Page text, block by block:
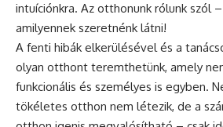
intuíciónkra. Az otthonunk rólunk szól
amilyennek szeretnénk látni!
A fenti hibák elkerülésével és a
olyan otthont teremthetünk, amely
funkcionális és személyes is egyben.
tökéletes otthon nem létezik, de a